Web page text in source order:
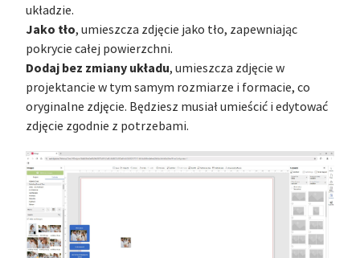
układzie.
Jako tło, umieszcza zdjęcie jako tło, zapewniając
pokrycie całej powierzchni.
Dodaj bez zmiany układu, umieszcza zdjęcie w
projektancie w tym samym rozmiarze i formacie, co
oryginalne zdjęcie. Będziesz musiał umieścić i edytować
zdjęcie zgodnie z potrzebami.